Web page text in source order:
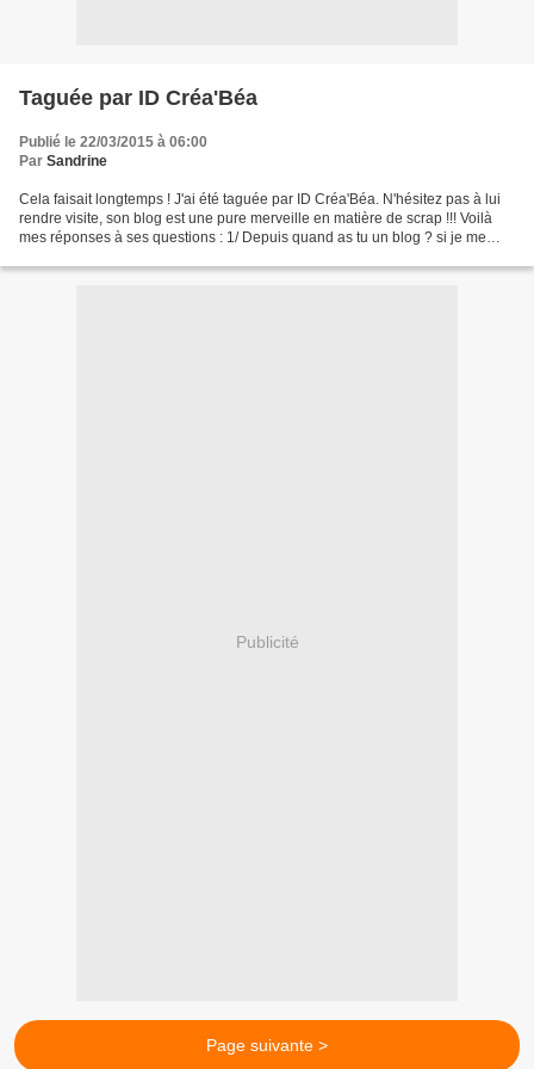
Taguée par ID Créa'Béa
Publié le 22/03/2015 à 06:00
Par Sandrine
Cela faisait longtemps ! J'ai été taguée par ID Créa'Béa. N'hésitez pas à lui
rendre visite, son blog est une pure merveille en matière de scrap !!! Voilà
mes réponses à ses questions : 1/ Depuis quand as tu un blog ? si je me
Publicité
Page suivante >